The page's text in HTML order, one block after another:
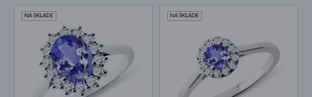
NA SKLADE NA SKLADE